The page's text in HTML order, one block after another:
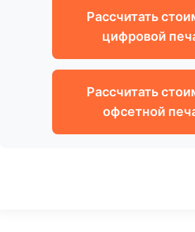
Рассчитать
цифровой
Рассчитать
офсетной